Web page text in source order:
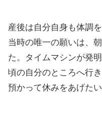
産後は自分自身も体調
当時の唯一の願いは、
た。タイムマシンが発
頃の自分のところへ行
預かって休みをあげた